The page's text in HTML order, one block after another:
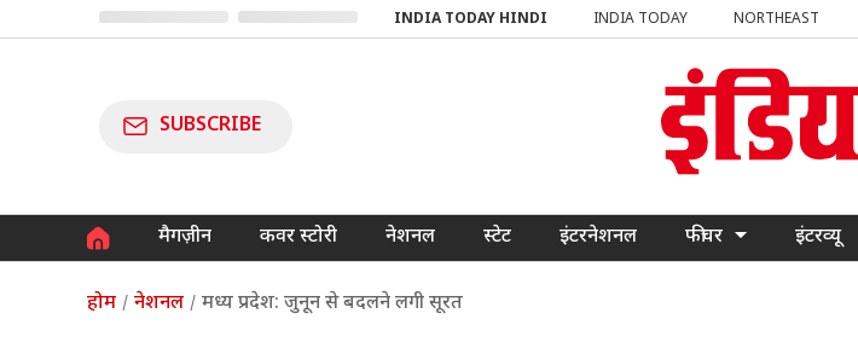
INDIA TODAY HINDI INDIA TODAY NORTHEAST
SUBSCRIBE
मैगज़ीन कवर स्टोरी नेशनल स्टेट इंटरनेशनल फीचर इंटरव्यू
होम नेशनल मध्य प्रदेश: जुनून से बदलने लगी सूरत